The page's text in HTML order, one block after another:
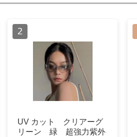
UV カット クリアーグ
リーン 緑 超強力紫外